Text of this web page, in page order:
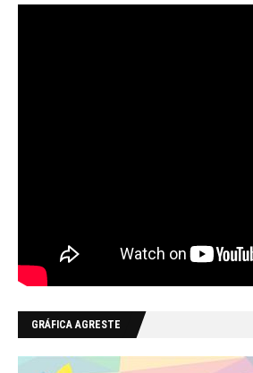
GRÁFICA AGRESTE